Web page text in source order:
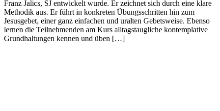
Franz Jalics, SJ entwickelt wurde. Er zeichnet sich durch eine klare
Methodik aus. Er führt in konkreten Übungsschritten hin zum
Jesusgebet, einer ganz einfachen und uralten Gebetsweise. Ebenso
lernen die Teilnehmenden am Kurs alltagstaugliche kontemplative
Grundhaltungen kennen und üben […]